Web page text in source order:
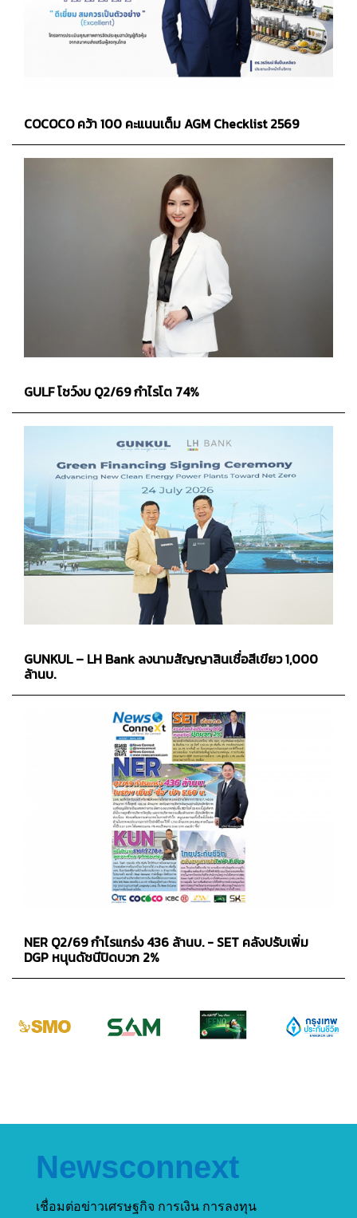
COCOCO คว้า 100 คะแนนเต็ม AGM Checklist 2569
GULF โชว์งบ Q2/69 กำไรโต 74%
GUNKUL – LH Bank ลงนามสัญญาสินเชื่อสีเขียว 1,000
ล้านบ.
NER Q2/69 กำไรแกร่ง 436 ล้านบ. - SET คลังปรับเพิ่ม
DGP หนุนดัชนีปิดบวก 2%
Newsconnext
เชื่อมต่อข่าวเศรษฐกิจ การเงิน การลงทุน